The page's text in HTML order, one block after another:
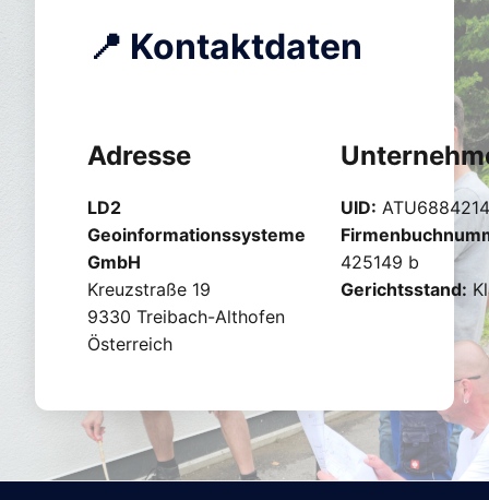
📍 Kontaktdaten
Adresse
LD2
Geoinformationssysteme
GmbH
Kreuzstraße 19
9330 Treibach-Althofen
Österreich
UID:
425149 b
Gerichtsstand: